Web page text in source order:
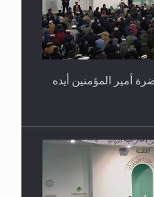
أمير المؤمنين أيده